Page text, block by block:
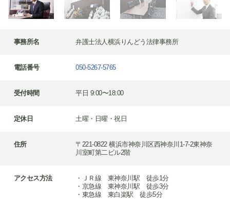
事務所名 弁護士法人横浜りんどう法律事務所
電話番号 050-5267-5765
受付時間 平日 9:00〜18:00
定休日 土曜・日曜・祝日
住所
〒221-0822 横浜市神奈川区西神奈川1-7-2東神奈
川室町第二ビル2階
アクセス方法
・ＪＲ線 東神奈川駅 徒歩1分
・京急線 東神奈川駅 徒歩3分
・東急線 東白楽駅 徒歩5分